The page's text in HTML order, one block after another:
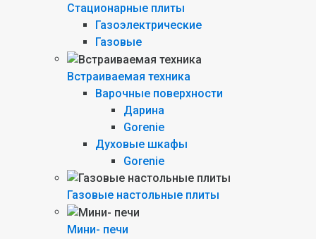
Стационарные плиты
Газоэлектрические
Газовые
Встраиваемая техника
Варочные поверхности
Дарина
Gorenie
Духовые шкафы
Gorenie
Газовые настольные плиты
Мини- печи